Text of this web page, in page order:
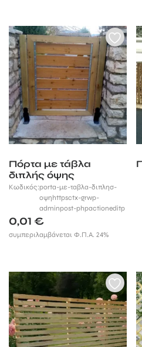
Πόρτα με τάβλα
διπλής όψης
Κωδικός:porta-με-ταβλα-διπλησ-
οψηhttpsctx-grwp-
adminpost-phpactioneditp
0,01 €
συμπεριλαμβάνεται Φ.Π.Α. 24%